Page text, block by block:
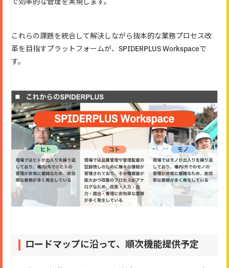
で効率的な管理を実現します。
これらの課題を統合して解決しながら抜本的な業務プロセス改
革を目指すプラットフォームが、SPIDERPLUS Workspaceで
す。
ロードマップに沿って、順次機能提供予定